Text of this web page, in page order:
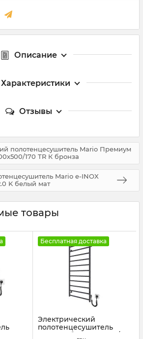
Описание
Характеристики
Отзывы
полотенцесушитель Mario Премиум
170 TR К бронза
Mario e-INOX
K белый мат
товары
Бесплатная доставка
Электрический
полотенцесушитель
Mario Урбан-I 1110x500/85